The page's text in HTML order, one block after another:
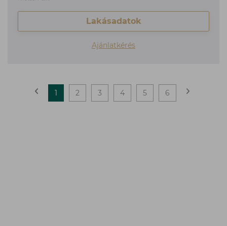
Lakásadatok
Ajánlatkérés
1 2 3 4 5 6